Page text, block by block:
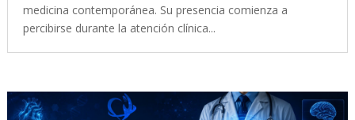
medicina contemporánea. Su presencia comienza a
percibirse durante la atención clínica...